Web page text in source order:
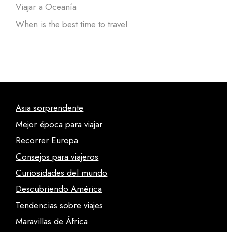
Viajar a Oceanía
When is the best time to travel
Asia sorprendente
Mejor época para viajar
Recorrer Europa
Consejos para viajeros
Curiosidades del mundo
Descubriendo América
Tendencias sobre viajes
Maravillas de África